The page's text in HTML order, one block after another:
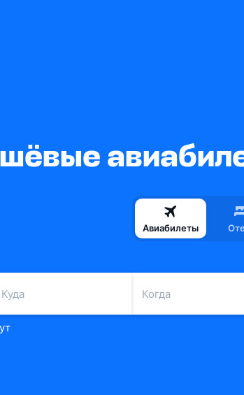
Авиабилеты
Когда